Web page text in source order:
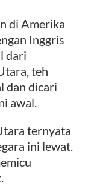
di Amerika
Inggris
dari
teh
dan dicari
awal.
ternyata
ini lewat.